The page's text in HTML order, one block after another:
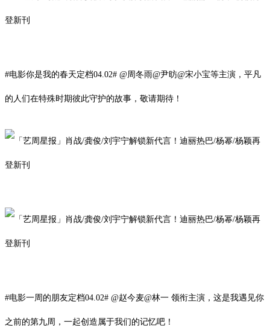
#电影你是我的春天定档04.02# @周冬雨@尹昉@宋小宝等主演，平凡
的人们在特殊时期彼此守护的故事，敬请期待！
#电影一周的朋友定档04 02# @赵今麦@林一 领衔主演，这是我遇见你
之前的第九周，一起创造属于我们的记忆吧！